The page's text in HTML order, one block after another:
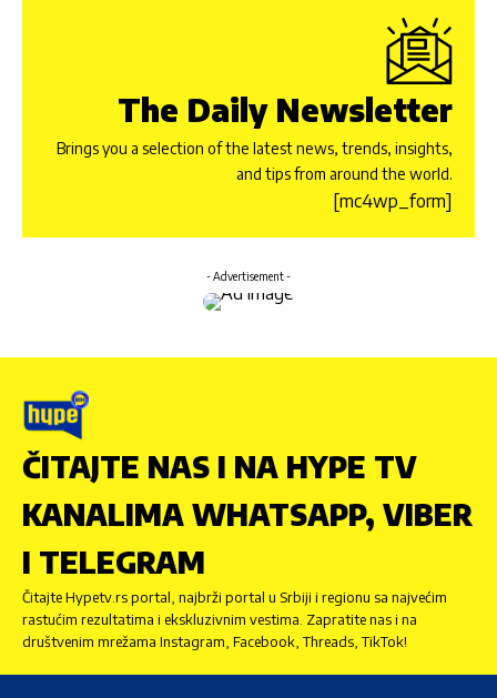
The Daily Newsletter
Brings you a selection of the latest news, trends, insights,
and tips from around the world.
[mc4wp_form]
- Advertisement -
ČITAJTE NAS I NA HYPE TV
KANALIMA WHATSAPP, VIBER
I TELEGRAM
Čitajte Hypetv.rs portal, najbrži portal u Srbiji i regionu sa najvećim
rastućim rezultatima i ekskluzivnim vestima. Zapratite nas i na
društvenim mrežama Instagram, Facebook, Threads, TikTok!